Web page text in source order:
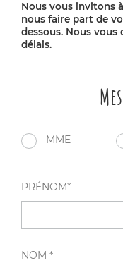
Nous vous invitons
nous faire part de
dessous. Nous
délais.
MME
PRÉNOM*
NOM *